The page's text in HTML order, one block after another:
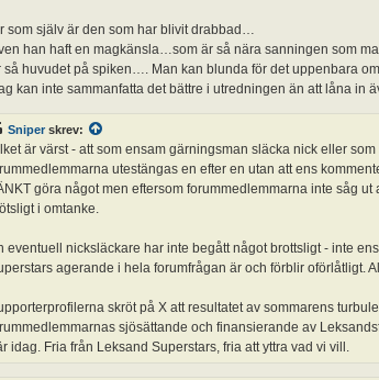
som själv är den som har blivit drabbad…
han haft en magkänsla…som är så nära sanningen som
så huvudet på spiken…. Man kan blunda för det uppenbara
kan inte sammanfatta det bättre i utredningen än att låna in
Sniperskrev:
är värst - att som ensam gärningsman släcka nick eller
utestängas en efter en utan att ens
göra något men eftersom forummedlemmarna inte såg
i omtanke.
eventuell nicksläckare har inte begått något brottsligt - inte
agerande i hela forumfrågan är och förblir oförlåtligt.
skröt på X att resultatet av sommarens
sjösättande och finansierande av
idag. Fria från Leksand Superstars, fria att yttra vad vi vill.